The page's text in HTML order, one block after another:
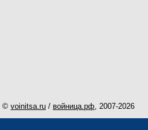
© voinitsa.ru / войница.рф, 2007-2026